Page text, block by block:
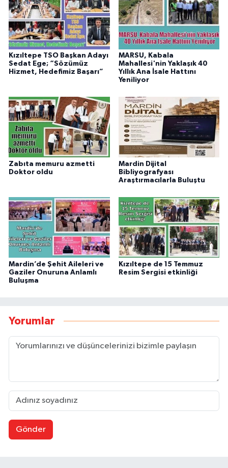
Kızıltepe TSO Başkan Adayı
Sedat Ege; “Sözümüz
Hizmet, Hedefimiz Başarı”
MARSU, Kabala
Mahallesi'nin Yaklaşık 40
Yıllık Ana İsale Hattını
Yeniliyor
Zabıta memuru azmetti
Doktor oldu
Mardin Dijital
Bibliyografyası
Araştırmacılarla Buluştu
Mardin’de Şehit Aileleri ve
Gaziler Onuruna Anlamlı
Buluşma
Kızıltepe de 15 Temmuz
Resim Sergisi etkinliği
Yorumlar
Gönder